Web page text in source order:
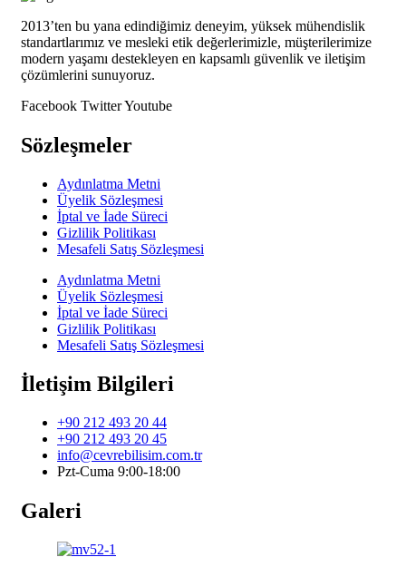
2013’ten bu yana edindiğimiz deneyim, yüksek mühendislik
standartlarımız ve mesleki etik değerlerimizle, müşterilerimize
modern yaşamı destekleyen en kapsamlı güvenlik ve iletişim
çözümlerini sunuyoruz.
Facebook TwitterYoutube
Sözleşmeler
Aydınlatma Metni
Üyelik Sözleşmesi
İptal ve İade Süreci
Gizlilik Politikası
Mesafeli Satış Sözleşmesi
Aydınlatma Metni
Üyelik Sözleşmesi
İptal ve İade Süreci
Gizlilik Politikası
Mesafeli Satış Sözleşmesi
İletişim Bilgileri
+90 212 493 20 44
+90 212 493 20 45
info@cevrebilisim.com.tr
Pzt-Cuma 9:00-18:00
Galeri